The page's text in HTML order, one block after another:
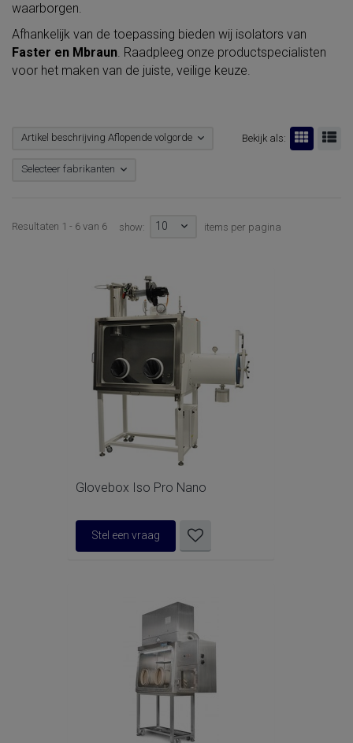
waarborgen.
Afhankelijk van de toepassing bieden wij isolators van
Faster en Mbraun. Raadpleeg onze productspecialisten
voor het maken van de juiste, veilige keuze.
Bekijk als:
Artikel beschrijving Aflopende volgorde
Selecteer fabrikanten
Resultaten 1 - 6 van 6 show: 10 items per pagina
Glovebox Iso Pro Nano
Stel een vraag